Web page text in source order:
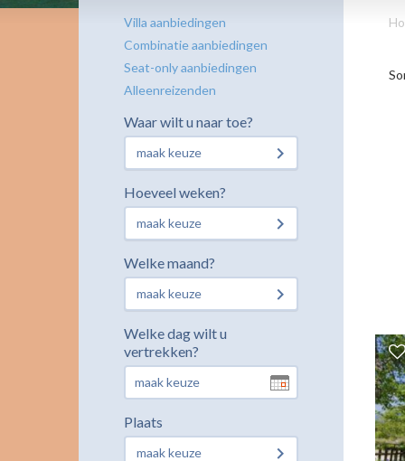
Villa aanbiedingen
Combinatie aanbiedingen
Seat-only aanbiedingen
Alleenreizenden
Waar wilt u naar toe?
maak keuze
Hoeveel weken?
maak keuze
Welke maand?
maak keuze
Welke dag wilt u
vertrekken?
Plaats
maak keuze